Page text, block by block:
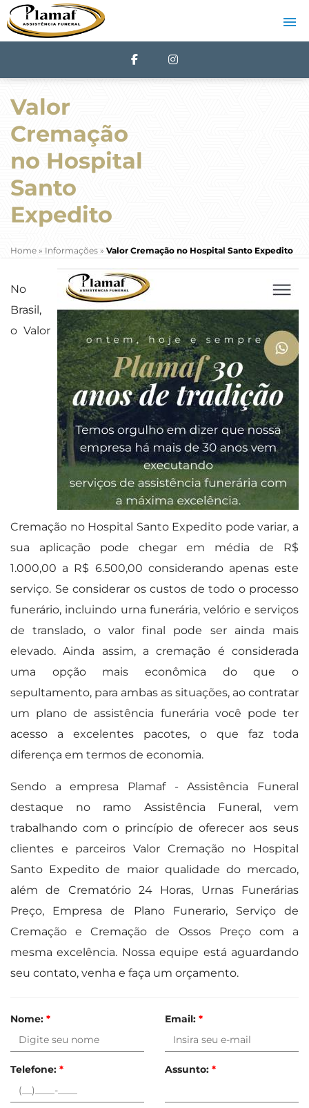
Valor
Cremação
no Hospital
Santo
Expedito
Home » Informações » Valor Cremação no Hospital Santo Expedito
No
Brasil,
o Valor
Cremação no Hospital Santo Expedito pode variar, a
sua aplicação pode chegar em média de R$
1.000,00 a R$ 6.500,00 considerando apenas este
serviço. Se considerar os custos de todo o processo
funerário, incluindo urna funerária, velório e serviços
de translado, o valor final pode ser ainda mais
elevado. Ainda assim, a cremação é considerada
uma opção mais econômica do que o
sepultamento, para ambas as situações, ao contratar
um plano de assistência funerária você pode ter
acesso a excelentes pacotes, o que faz toda
diferença em termos de economia.
Sendo a empresa Plamaf - Assistência Funeral
destaque no ramo Assistência Funeral, vem
trabalhando com o princípio de oferecer aos seus
clientes e parceiros Valor Cremação no Hospital
Santo Expedito de maior qualidade do mercado,
além de Crematório 24 Horas, Urnas Funerárias
Preço, Empresa de Plano Funerario, Serviço de
Cremação e Cremação de Ossos Preço com a
mesma excelência. Nossa equipe está aguardando
seu contato, venha e faça um orçamento.
Nome: * Email: *
Telefone: * Assunto: *